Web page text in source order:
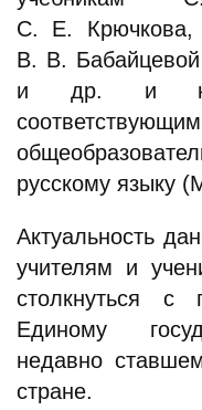
С. Е.
В. В.
и др. и к
русскому языку
Актуальность
учителям и
столкнуться с
Единому
недавно
стране.